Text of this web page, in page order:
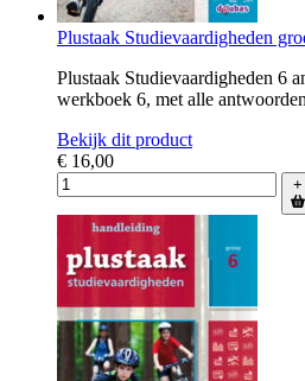
Plustaak Studievaardigheden
Plustaak Studievaardigheden 6
werkboek 6, met alle
Bekijk dit product
€ 16,00
+